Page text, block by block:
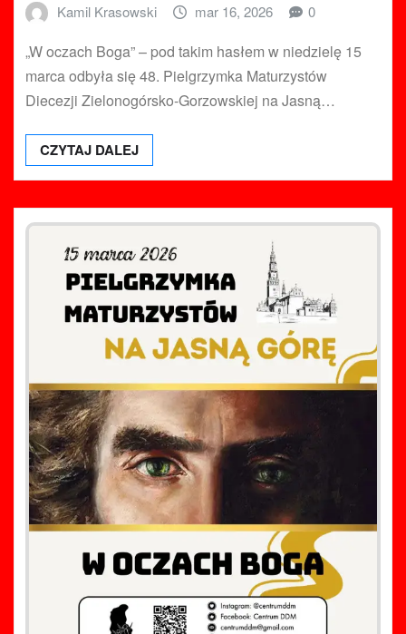
Kamil Krasowski mar 16, 2026 0
„W oczach Boga” – pod takim hasłem w niedzielę 15
marca odbyła się 48. Pielgrzymka Maturzystów
Diecezji Zielonogórsko-Gorzowskiej na Jasną…
CZYTAJ DALEJ